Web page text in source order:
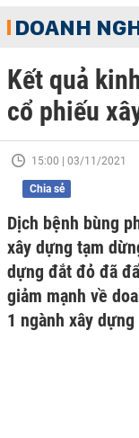
DOANH
Kết quả
cổ phiếu
15:00 | 03/11/2021
Chia sẻ
Dịch bệnh bùng
xây dựng tạm
dựng đắt đỏ đã
giảm mạnh về
1 ngành xây